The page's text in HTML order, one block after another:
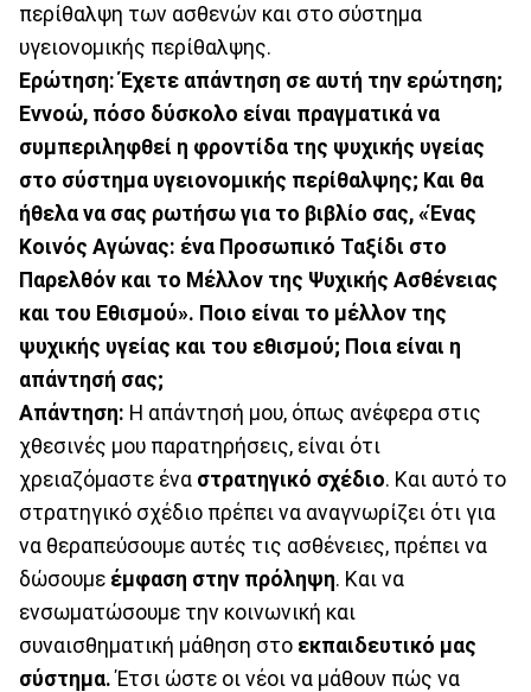
περίθαλψη των ασθενών και στο σύστημα
υγειονομικής περίθαλψης.
Ερώτηση: Έχετε απάντηση σε αυτή την ερώτηση;
Εννοώ, πόσο δύσκολο είναι πραγματικά να
συμπεριληφθεί η φροντίδα της ψυχικής υγείας
στο σύστημα υγειονομικής περίθαλψης; Και θα
ήθελα να σας ρωτήσω για το βιβλίο σας, «Ένας
Κοινός Αγώνας: ένα Προσωπικό Ταξίδι στο
Παρελθόν και το Μέλλον της Ψυχικής Ασθένειας
και του Εθισμού». Ποιο είναι το μέλλον της
ψυχικής υγείας και του εθισμού; Ποια είναι η
απάντησή σας;
Απάντηση: Η απάντησή μου, όπως ανέφερα στις
χθεσινές μου παρατηρήσεις, είναι ότι
χρειαζόμαστε ένα στρατηγικό σχέδιο. Και αυτό το
στρατηγικό σχέδιο πρέπει να αναγνωρίζει ότι για
να θεραπεύσουμε αυτές τις ασθένειες, πρέπει να
δώσουμε έμφαση στην πρόληψη. Και να
ενσωματώσουμε την κοινωνική και
συναισθηματική μάθηση στο εκπαιδευτικό μας
σύστημα.Έτσι ώστε οι νέοι να μάθουν πώς να